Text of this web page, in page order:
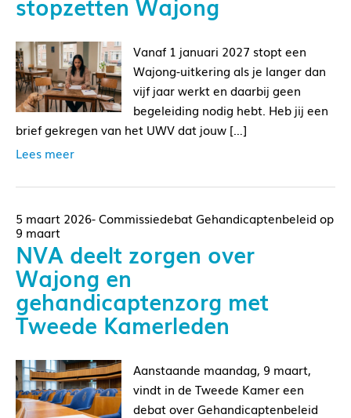
Vanaf 1 januari 2027 stopt een
Wajong-uitkering als je langer dan
vijf jaar werkt en daarbij geen
begeleiding nodig hebt. Heb jij een
brief gekregen van het UWV dat jouw […]
Lees meer
5 maart 2026- Commissiedebat Gehandicaptenbeleid op
9 maart
NVA deelt zorgen over
Wajong en
gehandicaptenzorg met
Tweede Kamerleden
Aanstaande maandag, 9 maart,
vindt in de Tweede Kamer een
debat over Gehandicaptenbeleid